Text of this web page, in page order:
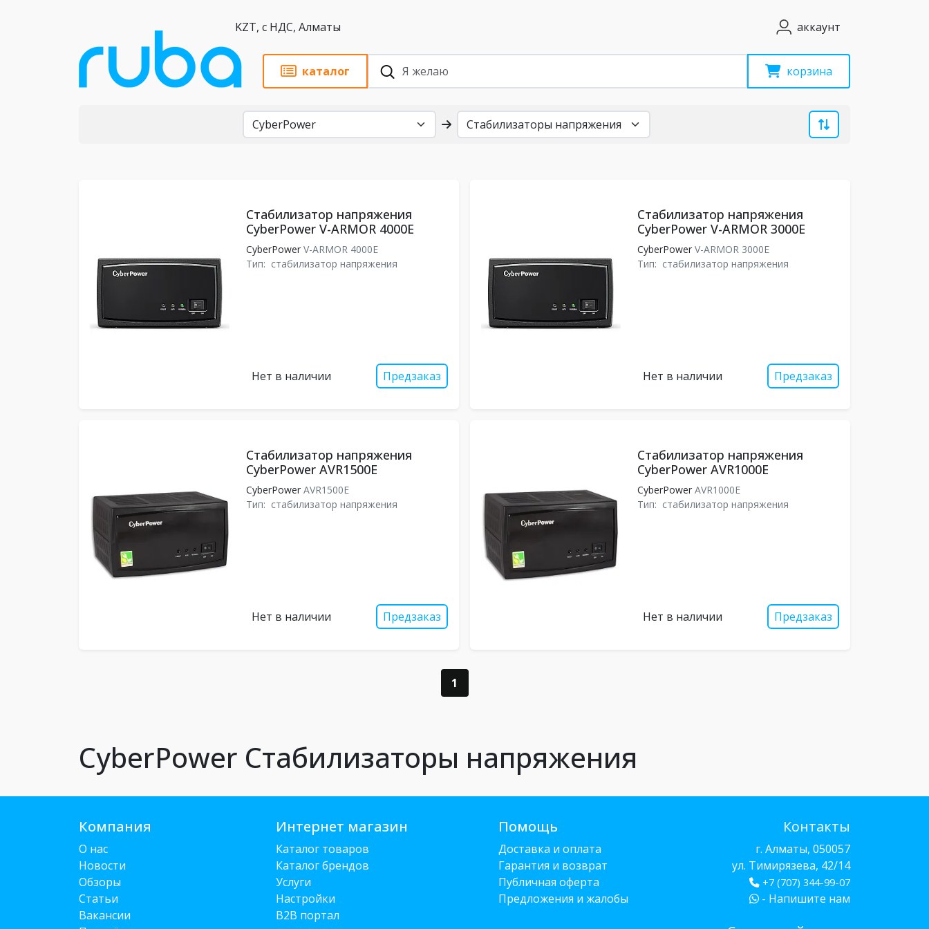
KZT, с НДС, Алматы аккаунт
каталог корзина
Стабилизатор напряжения
CyberPower V-ARMOR 4000E
CyberPowerV-ARMOR 4000E
Тип: стабилизатор напряжения
Нет в наличии Предзаказ
Стабилизатор напряжения
CyberPower V-ARMOR 3000E
CyberPowerV-ARMOR 3000E
Тип: стабилизатор напряжения
Нет в наличии Предзаказ
Стабилизатор напряжения
CyberPower AVR1500E
CyberPowerAVR1500E
Тип: стабилизатор напряжения
Нет в наличии Предзаказ
Стабилизатор напряжения
CyberPower AVR1000E
CyberPowerAVR1000E
Тип: стабилизатор напряжения
Нет в наличии Предзаказ
1
CyberPower Стабилизаторы напряжения
Компания
О нас
Новости
Обзоры
Статьи
Вакансии
Интернет магазин
Каталог товаров
Каталог брендов
Услуги
Настройки
B2B портал
Помощь
Доставка и оплата
Гарантия и возврат
Публичная оферта
Предложения и жалобы
Контакты
г. Алматы, 050057
ул. Тимирязева, 42/14
+7 (707) 344-99-07
- Напишите нам